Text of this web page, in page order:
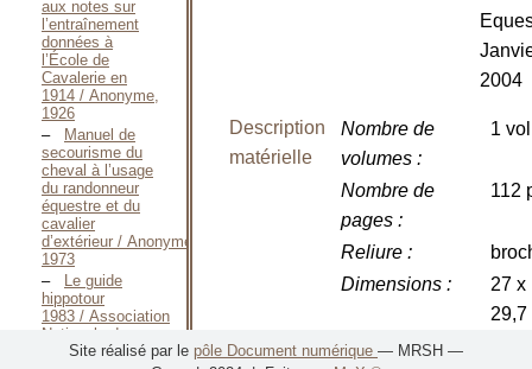
aux notes sur
l’entraînement
données à
l’École de
Cavalerie en
1914 / Anonyme,
1926
Manuel de
secourisme du
cheval à l’usage
du randonneur
équestre et du
cavalier
d’extérieur / Anonyme,
1973
Le guide
hippotour
1983 / Association
Nationale de
Tourisme
2004
Description
matérielle
Nombre de
volumes:
1
Nombre de
pages:
112
Reliure:
Dimensions:
27 x
29,7
Illustrations:
Site réalisé par le pôle Document numérique — MRSH —